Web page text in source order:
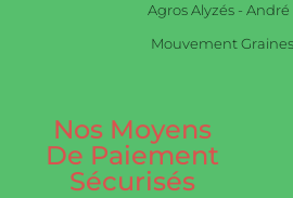
Agros Alyzés -
Mouvement
Nos Moyens
De Paiement
Sécurisés